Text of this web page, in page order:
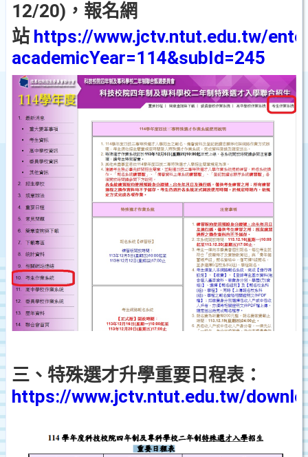
12/20)，報名網
站 https://www.jctv.ntut.edu.tw/
academicYear=114&subId=245
三、特殊選才升學重要日程表：
https://www.jctv.ntut.edu.tw/